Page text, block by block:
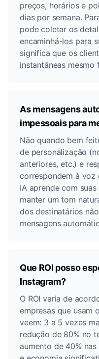
preços, horários e
dias por semana.
pode coletar os
encaminhá-los para
significa que os
instantâneas
As mensagens
impessoais para
Não quando bem
de personalização
anteriores, etc.) e
correspondem à voz
IA aprende com
manter um tom
dos destinatários
mensagens
Que ROI posso
Instagram?
O ROI varia de
empresas que usam
veem: 3 a 5 vezes
redução de 80% no
aumento de 40%